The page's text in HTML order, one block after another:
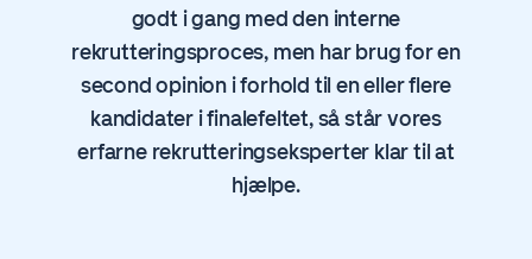
godt i gang med den interne
rekrutteringsproces, men har brug for en
second opinion i forhold til en eller flere
kandidater i finalefeltet, så står vores
erfarne rekrutteringseksperter klar til at
hjælpe.